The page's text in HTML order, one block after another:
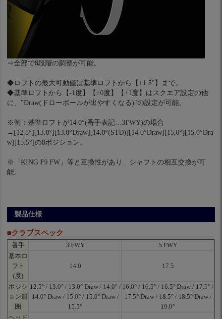
⇒全部で8段階の調整が可能。
◆ロフトの最大可動値は基準ロフトから【±1.5°】まで。
◆基準ロフトから【-1度】【±0度】【+1度】はスクエア設定の他
に、"Draw(ドローボールが出やすくなる)"の設定が可能。
※例：基準ロフトが14.0°(番手表記…3FWY)の場合
→[12.5°][13.0°][13.0°Draw][14.0°(STD)][14.0°Draw][15.0°][15.0°Dra
w][15.5°]の8ポジション。
※「KING F9 FW」等と互換性があり、シャフトの相互交換が可
能。
製品仕様
■クラブスペック
番手 3 FWY
5 FWY
基本ロ
フト
(度)
14.0 17.5
ポジシ
ョン範
囲
12.5° / 13.0° / 13.0° Draw / 14.0° /
14.0° Draw / 15.0° / 15.0° Draw /
15.5°
16.0° / 16.5° / 16.5° Draw / 17.5° /
17.5° Draw / 18.5° / 18.5° Draw /
19.0°
ヘッド